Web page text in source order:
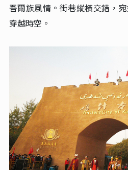
喀什老城
這座活著的千年古城，是古絲
為“不到喀什不算到新疆”。它
化石，更是維吾爾族生活、文
步其中，你會被其獨特的生土
牆、精美的木雕和色彩繽紛的
吾爾族風情。街巷縱橫交錯，
穿越時空。